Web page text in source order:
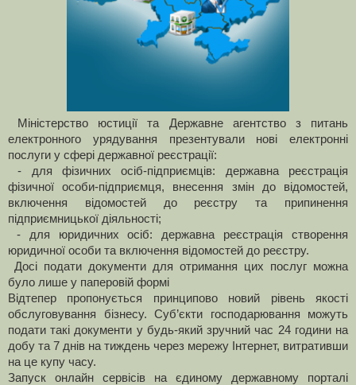
Міністерство юстиції та Державне агентство з питань
електронного урядування презентували нові електронні
послуги у сфері державної реєстрації:
- для фізичних осіб-підприємців: державна реєстрація
фізичної особи-підприємця, внесення змін до відомостей,
включення відомостей до реєстру та припинення
підприємницької діяльності;
- для юридичних осіб: державна реєстрація створення
юридичної особи та включення відомостей до реєстру.
Досі подати документи для отримання цих послуг можна
було лише у паперовій формі
Відтепер пропонується принципово новий рівень якості
обслуговування бізнесу. Суб’єкти господарювання можуть
подати такі документи у будь-який зручний час 24 години на
добу та 7 днів на тиждень через мережу Інтернет, витративши
на це купу часу.
Запуск онлайн сервісів на єдиному державному порталі